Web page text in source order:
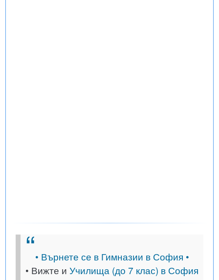
• Върнете се в Гимназии в София •
• Вижте и Училища (до 7 клас) в София